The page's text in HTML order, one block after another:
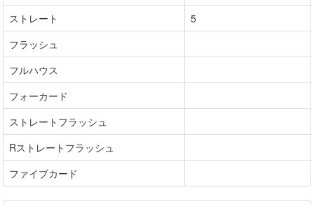
ストレート
5
フラッシュ
フルハウス
フォーカード
ストレートフラッシュ
Rストレートフラッシュ
ファイブカード